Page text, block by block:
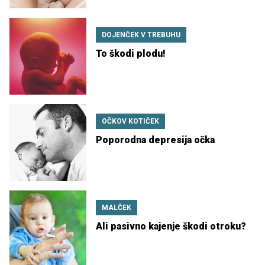
DOJENČEK V TREBUHU
To škodi plodu!
OČKOV KOTIČEK
Poporodna depresija očka
MALČEK
Ali pasivno kajenje škodi otroku?